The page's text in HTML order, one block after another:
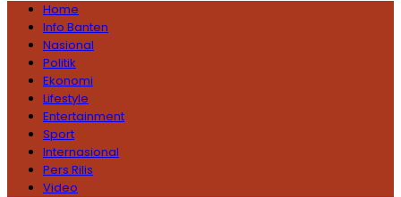
Home
Info Banten
Nasional
Politik
Ekonomi
Lifestyle
Entertainment
Sport
Internasional
Pers Rilis
Video